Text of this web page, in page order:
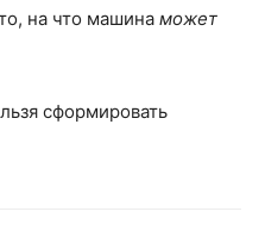
на что машина может
сформировать